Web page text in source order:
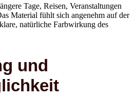
natürliche Farbwirkung des
ein sinnvoller Einstieg.